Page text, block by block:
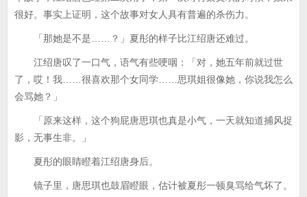
很好。事实上证明，这个故事对女人具有普遍的杀伤力。
「那她是不是……？」夏彤的样子比江绍唐还难过。
江绍唐叹了一口气，语气有些哽咽：「对，她五年前就过世
了，哎！我……很喜欢那个女同学……思琪姐很像她，你说我怎么
会骂她？」
「原来这样，这个狗屁唐思琪也真是小气，一天就知道捕风捉
影，无事生非。」
夏彤的眼睛瞪着江绍唐身后。
镜子里，唐思琪也鼓眉瞪眼，估计被夏彤一顿臭骂给气坏了。